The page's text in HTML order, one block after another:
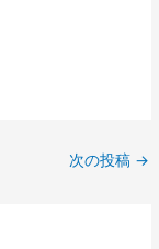
次の投稿 →